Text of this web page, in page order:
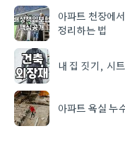
아파트 천장에
정리하는 법
내 집 짓기, 시
아파트 욕실 누